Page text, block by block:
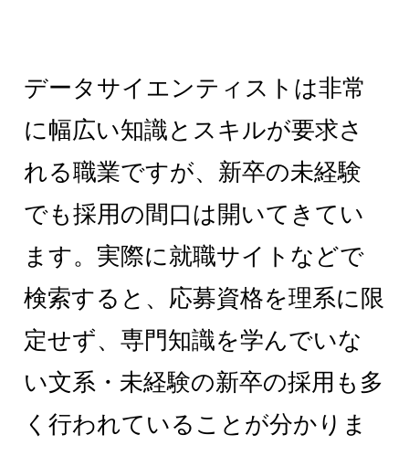
データサイエンティストは非常
に幅広い知識とスキルが要求さ
れる職業ですが、新卒の未経験
でも採用の間口は開いてきてい
ます。実際に就職サイトなどで
検索すると、応募資格を理系に限
定せず、専門知識を学んでいな
い文系・未経験の新卒の採用も多
く行われていることが分かりま